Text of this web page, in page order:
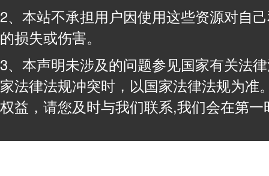
2、本站不承担用户因使用这些资源对自
的损失或伤害。
3、本声明未涉及的问题参见国家有关法
家法律法规冲突时，以国家法律法规为准
权益，请您及时与我们联系,我们会在第